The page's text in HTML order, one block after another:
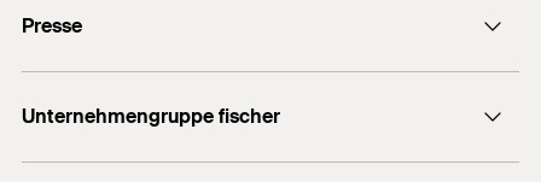
Gute Gründe
Ausbildung
Professionals
Presse
Mediathek
Podcasts
Unternehmengruppe fischer